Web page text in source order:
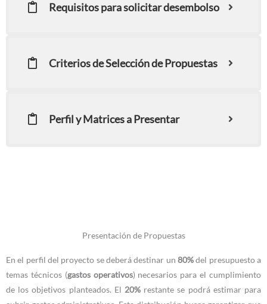
Requisitos para solicitar desembolso
Criterios de Selección de Propuestas
Perfil y Matrices a Presentar
Presentación de Propuestas
En el perfil del proyecto se deberá destinar un 80%del presupuesto a
temas técnicos (gastos operativos) necesarios para el cumplimiento
de los objetivos planteados. El 20% restante se podrá estimar para